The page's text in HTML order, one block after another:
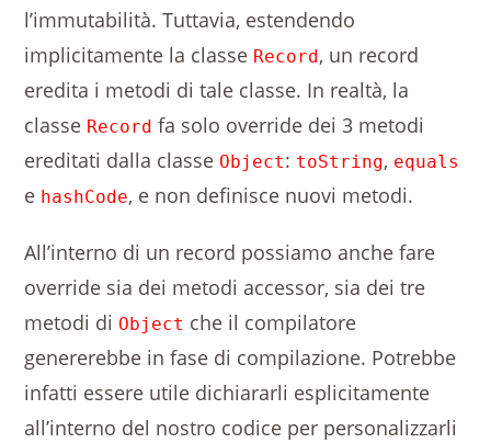
l’immutabilità. Tuttavia, estendendo
implicitamente la classe Record , un record
eredita i metodi di tale classe. In realtà, la
classe Record fa solo override dei 3 metodi
ereditati dalla classe Object: toString, equals
e hashCode, e non definisce nuovi metodi.
All’interno di un record possiamo anche fare
override sia dei metodi accessor, sia dei tre
metodi di Object che il compilatore
genererebbe in fase di compilazione. Potrebbe
infatti essere utile dichiararli esplicitamente
all’interno del nostro codice per personalizzarli